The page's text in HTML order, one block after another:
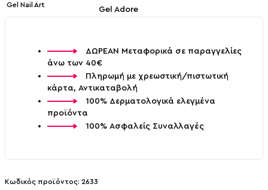
Gel Nail Art
Gel Adore
ΔΩΡΕΑΝ Μεταφορικά σε παραγγελίες
άνω των 40€
Πληρωμή με χρεωστική/πιστωτική
κάρτα, Αντικαταβολή
100% Δερματολογικά ελεγμένα
προϊόντα
100% Ασφαλείς Συναλλαγές
2633